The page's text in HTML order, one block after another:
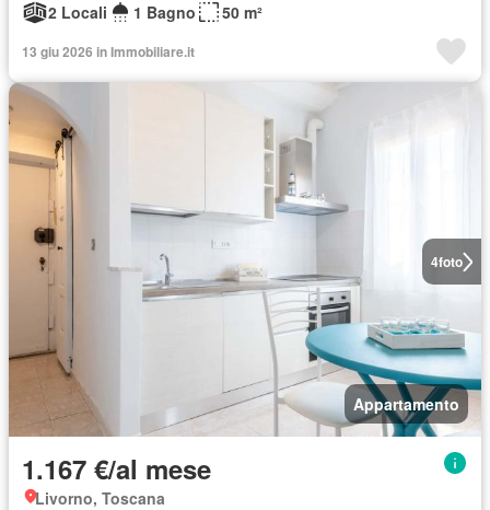
2 Locali
1 Bagno 50 m²
13 giu 2026 in Immobiliare.it
4foto
Appartamento
1.167 €/al mese
Livorno, Toscana